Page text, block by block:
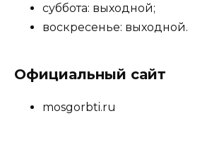
суббота: выходной;
воскресенье: выходной.
Официальный сайт
mosgorbti.ru